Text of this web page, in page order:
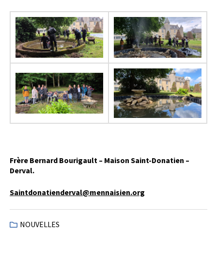
Frère Bernard Bourigault – Maison Saint-Donatien –
Derval.
Saintdonatienderval@mennaisien.org
NOUVELLES